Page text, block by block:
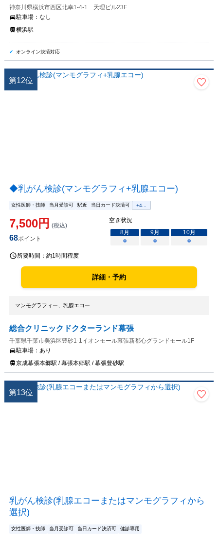
神奈川県横浜市西区北幸1-4-1 天理ビル23F
駐車場： なし
横浜駅
オンライン決済対応
第12位
◆乳がん検診(マンモグラフィ+乳腺エコー)
女性医師・技師 当月受診可 駅近 当日カード決済可 +4...
7,500円 (税込)
68ポイント
空き状況
8月 9月 10月
○
○ ○
所要時間： 約1時間程度
詳細・予約
マンモグラフィー、乳腺エコー
総合クリニックドクターランド幕張
千葉県千葉市美浜区豊砂1-1イオンモール幕張新都心グランドモール1F
駐車場： あり
京成幕張本郷駅 / 幕張本郷駅 / 幕張豊砂駅
第13位
乳がん検診(乳腺エコーまたはマンモグラフィから
選択)
女性医師・技師 当月受診可 当日カード決済可 健診専用